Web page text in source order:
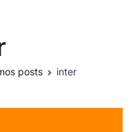
posts inter